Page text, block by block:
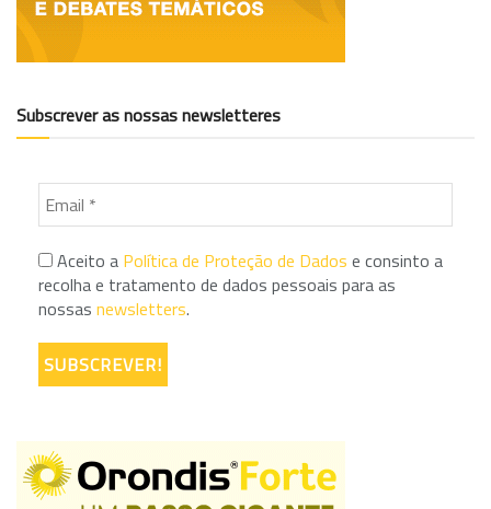
Subscrever as nossas newsletteres
Aceito a Política de Proteção de Dados e consinto a
recolha e tratamento de dados pessoais para as
nossas newsletters.